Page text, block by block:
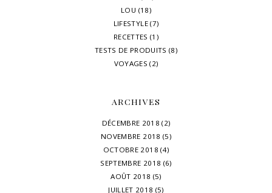
LOU (18)
LIFESTYLE(7)
RECETTES (1)
TESTS DE PRODUITS (8)
VOYAGES (2)
ARCHIVES
DÉCEMBRE 2018 (2)
NOVEMBRE 2018 (5)
OCTOBRE 2018 (4)
SEPTEMBRE 2018 (6)
AOÛT 2018 (5)
JUILLET 2018 (5)